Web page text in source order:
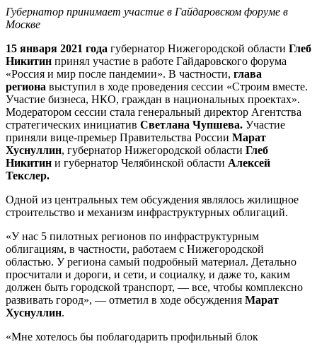
Губернатор принимает участие в Гайдаровском форуме в
Москве
15 января 2021 года губернатор Нижегородской области Глеб
Никитин принял участие в работе Гайдаровского форума
«Россия и мир после пандемии». В частности, глава
региона выступил в ходе проведения сессии «Строим вместе.
Участие бизнеса, НКО, граждан в национальных проектах».
Модератором сессии стала генеральный директор Агентства
стратегических инициатив Светлана Чупшева. Участие
приняли вице-премьер Правительства России Марат
Хуснуллин, губернатор Нижегородской области Глеб
Никитин и губернатор Челябинской области Алексей
Текслер.
Одной из центральных тем обсуждения являлось жилищное
строительство и механизм инфраструктурных облигаций.
«У нас 5 пилотных регионов по инфраструктурным
облигациям, в частности, работаем с Нижегородской
областью. У региона самый подробный материал. Детально
просчитали и дороги, и сети, и социалку, и даже то, каким
должен быть городской транспорт, — все, чтобы комплексно
развивать город», — отметил в ходе обсуждения Марат
Хуснуллин.
«Мне хотелось бы поблагодарить профильный блок